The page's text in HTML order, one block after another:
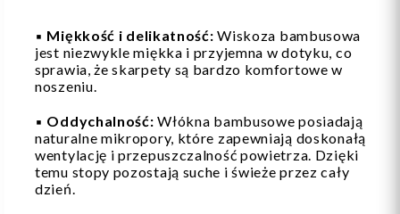
▪️ Miękkość i delikatność: Wiskoza bambusowa
jest niezwykle miękka i przyjemna w dotyku, co
sprawia, że skarpety są bardzo komfortowe w
noszeniu.
▪️ Oddychalność:Włókna bambusowe posiadają
naturalne mikropory, które zapewniają doskonałą
wentylację i przepuszczalność powietrza. Dzięki
temu stopy pozostają suche i świeże przez cały
dzień.